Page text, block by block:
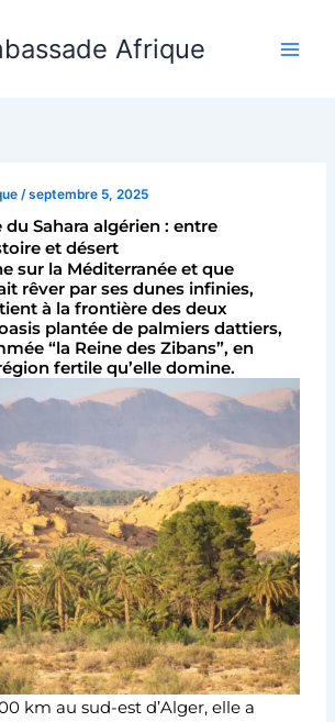
Afrique
/septembre 5, 2025
du Sahara algérien : entre
et désert
sur la Méditerranée et que
rêver par ses dunes infinies,
à la frontière des deux
plantée de palmiers dattiers,
“la Reine des Zibans”, en
fertile qu’elle domine.
km au sud-est d’Alger, elle a